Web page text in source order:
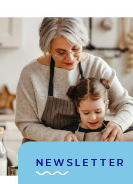
NEWSLETTER